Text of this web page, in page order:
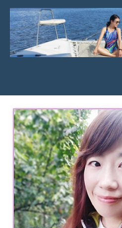
Skip
content
菲
亞
娃
JEFFIA
FANG
亞
娃
粉
絲
團、
主
題
旅
遊、
達